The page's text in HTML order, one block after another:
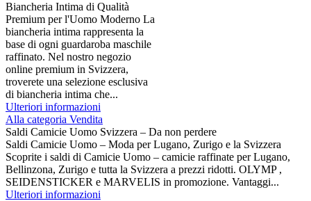
Biancheria Intima di Qualità
Premium per l'Uomo Moderno La
biancheria intima rappresenta la
base di ogni guardaroba maschile
raffinato. Nel nostro negozio
online premium in Svizzera,
troverete una selezione esclusiva
di biancheria intima che...
Ulteriori informazioni
Alla categoria Vendita
Saldi Camicie Uomo Svizzera – Da non perdere
Saldi Camicie Uomo – Moda per Lugano, Zurigo e la Svizzera
Scoprite i saldi di Camicie Uomo – camicie raffinate per Lugano,
Bellinzona, Zurigo e tutta la Svizzera a prezzi ridotti. OLYMP ,
SEIDENSTICKER e MARVELIS in promozione. Vantaggi...
Ulteriori informazioni